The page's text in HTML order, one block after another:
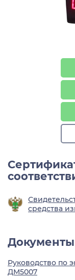
средства
Документы
Руководство по
ДМ5007